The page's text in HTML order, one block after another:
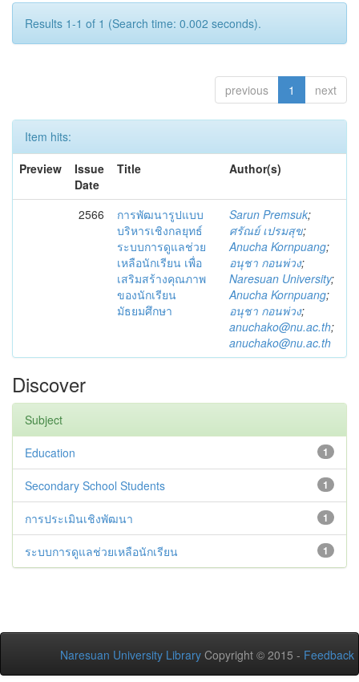
Results 1-1 of 1 (Search time: 0.002 seconds).
previous 1 next
Item hits:
Preview
Issue
Date
Title Author(s)
2566
การพัฒนารูปแบบ
บริหารเชิงกลยุทธ์
ระบบการดูแลช่วย
เหลือนักเรียน เพื่อ
เสริมสร้างคุณภาพ
ของนักเรียน
มัธยมศึกษา
Sarun Premsuk;
ศรัณย์ เปรมสุข;
Anucha Kornpuang;
อนุชา กอนพ่วง;
Naresuan University;
Anucha Kornpuang;
อนุชา กอนพ่วง;
anuchako@nu.ac.th;
anuchako@nu.ac.th
Discover
Subject
1
Education
1
Secondary School Students
1
การประเมินเชิงพัฒนา
1
ระบบการดูแลช่วยเหลือนักเรียน
Naresuan University Library Copyright © 2015 - Feedback